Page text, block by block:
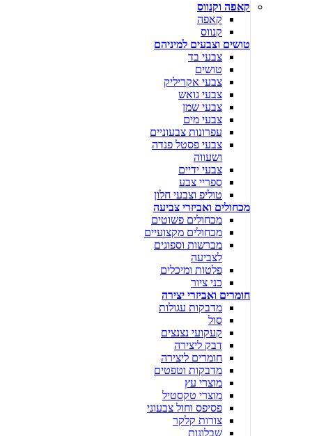
קאפה וקנווס
קאפה
קנווס
טושים וצבעים למיניהם
צבעי בד
טושים
צבעי אקריליק
צבעי גואש
צבעי שמן
צבעי מים
עפרונות צבעוניים
צבעי פסטל פנדה
ושעווה
צבעי ידיים
ספריי צבע
טוליפ וצבעי חלון
מכחולים ואביזרי צביעה
מכחולים פשוטים
מכחולים מקצועיים
מברשות וספוגים
לצביעה
פלטות ומיכלים
כני ציור
חומרים ואביזרי יצירה
מדבקות עגולות
סול
קעקועי נצנצים
דבק ליצירה
חומרים ליצירה
מדבקות וטפטים
מוצרי עץ
מוצרי טקסטיל
פסיפס וחול צבעוני
צורות קלקר
שבלונות